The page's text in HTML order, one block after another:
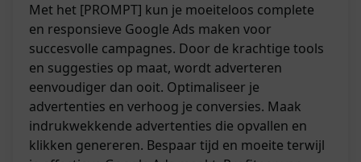
Met het [PROMPT] kun je moeiteloos complete
en responsieve Google Ads maken voor
succesvolle campagnes. Door de krachtige tools
en suggesties op maat, wordt adverteren
eenvoudiger dan ooit. Optimaliseer je
advertenties en verhoog je conversies. Maak
indrukwekkende advertenties die opvallen en
klikken genereren. Bespaar tijd en moeite terwijl